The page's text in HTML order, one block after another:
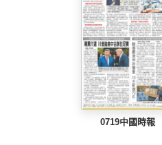
0719中國時報